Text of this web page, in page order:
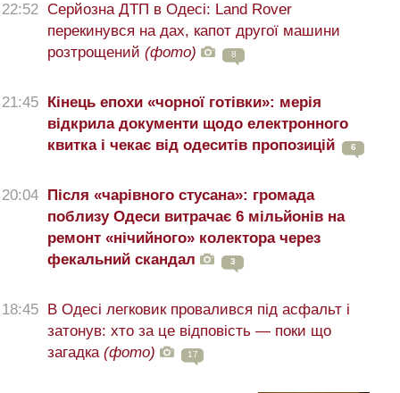
22:52 Серйозна ДТП в Одесі: Land Rover
перекинувся на дах, капот другої машини
розтрощений (фото) 8
21:45
Кінець епохи «чорної готівки»: мерія
відкрила документи щодо електронного
квитка і чекає від одеситів пропозицій
6
20:04
Після «чарівного стусана»: громада
поблизу Одеси витрачає 6 мільйонів на
ремонт «нічийного» колектора через
фекальний скандал
3
18:45
В Одесі легковик провалився під асфальт і
затонув: хто за це відповість — поки що
загадка (фото) 17